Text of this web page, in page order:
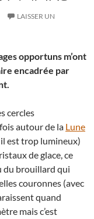
LAISSER UN
opportuns m’ont
encadrée par
cercles
autour de la Lune
il est trop lumineux)
de glace, ce
du brouillard qui
couronnes (avec
quand
mais c’est